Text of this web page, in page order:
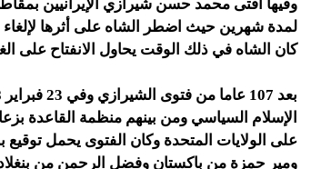
وفيها أفتى محمد حسن شيرازي الإيرانيين
لمدة شهرين حيث اضطر الشاه على أثرها
كان الشاه في ذلك الوقت يحاول الانفتاح على
الإسلام السياسي ومن بينهم منظمة القاعدة
على الولايات المتحدة وكان الفتوى يحمل
ومير حمزة من باكستان وفضل الرحمن من